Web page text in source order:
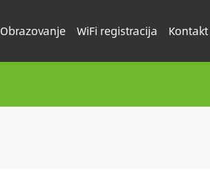
Obrazovanje WiFi registracija Kontakt